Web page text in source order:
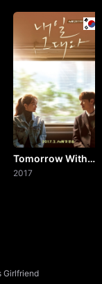
Tomorrow With
You
2017
Girlfriend